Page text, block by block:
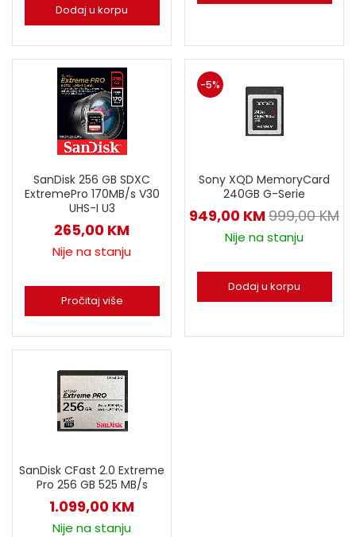
Dodaj u korpu
SanDisk 256 GB SDXC
ExtremePro 170MB/s V30
UHS-I U3
265,00 KM
Nije na stanju
Pročitaj više
-5%
Sony XQD MemoryCard
240GB G-Serie
949,00 KM999,00KM
Nije na stanju
Dodaj u korpu
SanDisk CFast 2.0 Extreme
Pro 256 GB 525 MB/s
1.099,00 KM
Nije na stanju